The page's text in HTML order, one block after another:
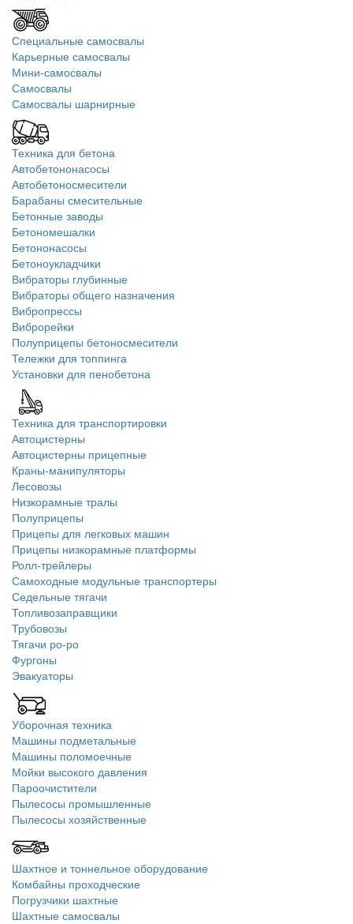
Специальные самосвалы
Карьерные самосвалы
Мини-самосвалы
Самосвалы
Самосвалы шарнирные
Техника для бетона
Автобетононасосы
Автобетоносмесители
Барабаны смесительные
Бетонные заводы
Бетономешалки
Бетононасосы
Бетоноукладчики
Вибраторы глубинные
Вибраторы общего назначения
Вибропрессы
Виброрейки
Полуприцепы бетоносмесители
Тележки для топпинга
Установки для пенобетона
Техника для транспортировки
Автоцистерны
Автоцистерны прицепные
Краны-манипуляторы
Лесовозы
Низкорамные тралы
Полуприцепы
Прицепы для легковых машин
Прицепы низкорамные платформы
Ролл-трейлеры
Самоходные модульные транспортеры
Седельные тягачи
Топливозаправщики
Трубовозы
Тягачи ро-ро
Фургоны
Эвакуаторы
Уборочная техника
Машины подметальные
Машины поломоечные
Мойки высокого давления
Пароочистители
Пылесосы промышленные
Пылесосы хозяйственные
Шахтное и тоннельное оборудование
Комбайны проходческие
Погрузчики шахтные
Шахтные самосвалы